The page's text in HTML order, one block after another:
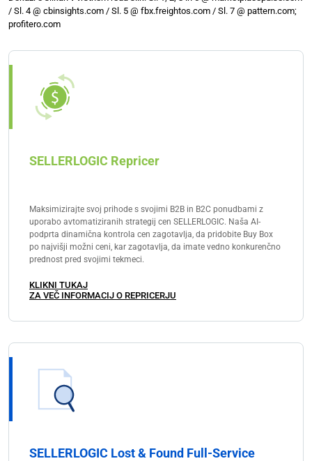
/ Sl. 4 @ cbinsights.com / Sl. 5 @ fbx.freightos.com / Sl. 7 @ pattern.com;
profitero.com
SELLERLOGIC Repricer
Maksimizirajte svoj prihode s svojimi B2B in B2C ponudbami z
uporabo avtomatiziranih strategij cen SELLERLOGIC. Naša AI-
podprta dinamična kontrola cen zagotavlja, da pridobite Buy Box
po najvišji možni ceni, kar zagotavlja, da imate vedno konkurenčno
prednost pred svojimi tekmeci.
KLIKNI TUKAJ
ZA VEČ INFORMACIJ O REPRICERJU
SELLERLOGIC Lost & Found Full-Service